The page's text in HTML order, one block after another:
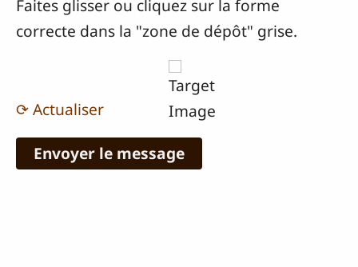
Faites glisser ou cliquez sur la forme
correcte dans la "zone de dépôt" grise.
⟳ Actualiser